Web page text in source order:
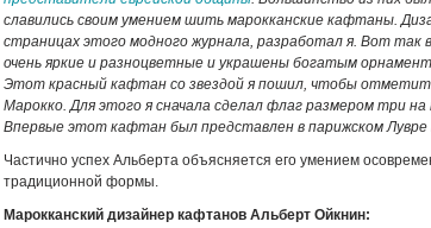
славились своим умением шить марокканские кафтаны.
страницах этого модного журнала, разработал я. Вот
очень яркие и разноцветные и украшены богатым
Этот красный кафтан со звездой я пошил, чтобы
Марокко. Для этого я сначала сделал флаг размером три
Впервые этот кафтан был представлен в парижском Лувре
Частично успех Альберта объясняется его умением
традиционной формы.
Марокканский дизайнер кафтанов Альберт Ойкнин: